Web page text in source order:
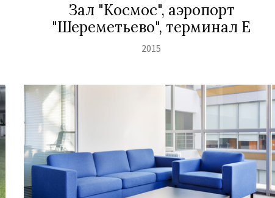
Зал "Космос", аэропорт
"Шереметьево", терминал E
2015